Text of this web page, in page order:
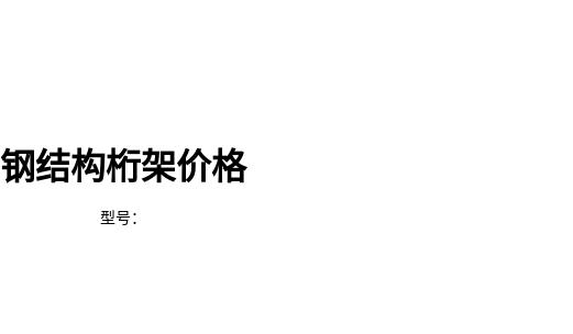
钢结构桁架价格
型号：